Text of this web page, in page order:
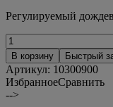
Регулируемый
В корзину Быстрый
Артикул: 10300900
ИзбранноеСравнить
-->